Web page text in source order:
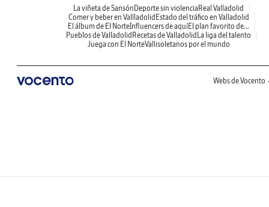
La viñeta de Sansón Deporte sin violencia Real Valladolid
Comer y beber en Vallladolid Estado del tráfico en Valladolid
El álbum de El NorteInfluencers de aquíEl plan favorito de...
Pueblos de Valladolid Recetas de Valladolid La liga del talento
Juega con El NorteVallisoletanos por el mundo
Webs de Vocento